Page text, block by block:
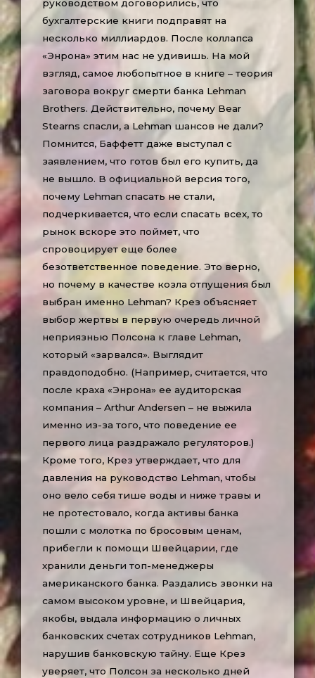
руководством договорились, что
бухгалтерские книги подправят на
несколько миллиардов. После коллапса
«Энрона» этим нас не удивишь. На мой
взгляд, самое любопытное в книге – теория
заговора вокруг смерти банка Lehman
Brothers. Действительно, почему Bear
Stearns спасли, а Lehman шансов не дали?
Помнится, Баффетт даже выступал с
заявлением, что готов был его купить, да
не вышло. В официальной версия того,
почему Lehman спасать не стали,
подчеркивается, что если спасать всех, то
рынок вскоре это поймет, что
спровоцирует еще более
безответственное поведение. Это верно,
но почему в качестве козла отпущения был
выбран именно Lehman? Крез объясняет
выбор жертвы в первую очередь личной
неприязнью Полсона к главе Lehman,
который «зарвался». Выглядит
правдоподобно. (Например, считается, что
после краха «Энрона» ее аудиторская
компания – Arthur Andersen – не выжила
именно из-за того, что поведение ее
первого лица раздражало регуляторов.)
Кроме того, Крез утверждает, что для
давления на руководство Lehman, чтобы
оно вело себя тише воды и ниже травы и
не протестовало, когда активы банка
пошли с молотка по бросовым ценам,
прибегли к помощи Швейцарии, где
хранили деньги топ-менеджеры
американского банка. Раздались звонки на
самом высоком уровне, и Швейцария,
якобы, выдала информацию о личных
банковских счетах сотрудников Lehman,
нарушив банковскую тайну. Еще Крез
уверяет, что Полсон за несколько дней